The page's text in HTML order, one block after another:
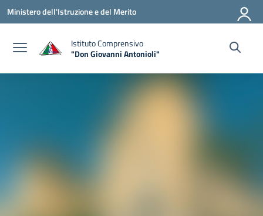
Vai ai contenuti
Vai al menu di navigazione
Vai al footer
Ministero dell'Istruzione e del Merito
Istituto Comprensivo
"Don Giovanni Antonioli"